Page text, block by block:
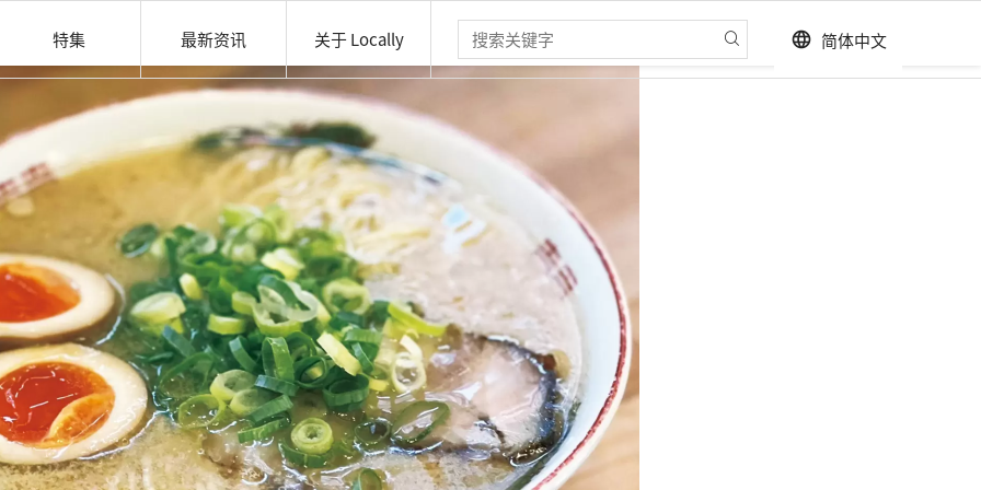
特集 最新资讯 关于 Locally language 简体中文